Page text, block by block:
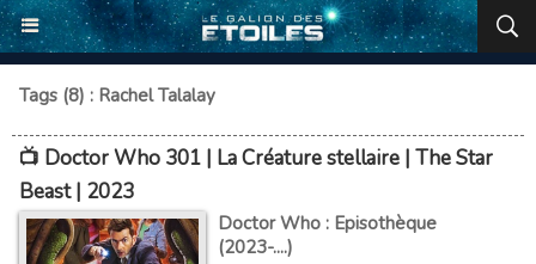
Tags (8) : Rachel Talalay
📺 Doctor Who 301 | La Créature stellaire | The Star
Beast | 2023
Doctor Who : Episothèque
(2023-....)